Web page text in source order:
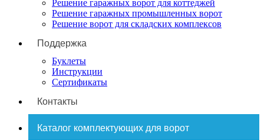
Решение гаражных ворот для коттеджей
Решение гаражных промышленных ворот
Решение ворот для складских комплексов
Поддержка
Буклеты
Инструкции
Сертификаты
Контакты
Каталог комплектующих для ворот